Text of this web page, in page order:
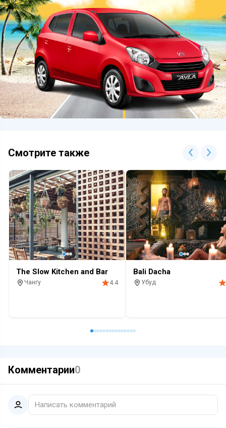
Смотрите также
The Slow Kitchen and Bar
Чангу
4.4
Bali Dacha
Убуд
Комментарии0
Написать комментарий